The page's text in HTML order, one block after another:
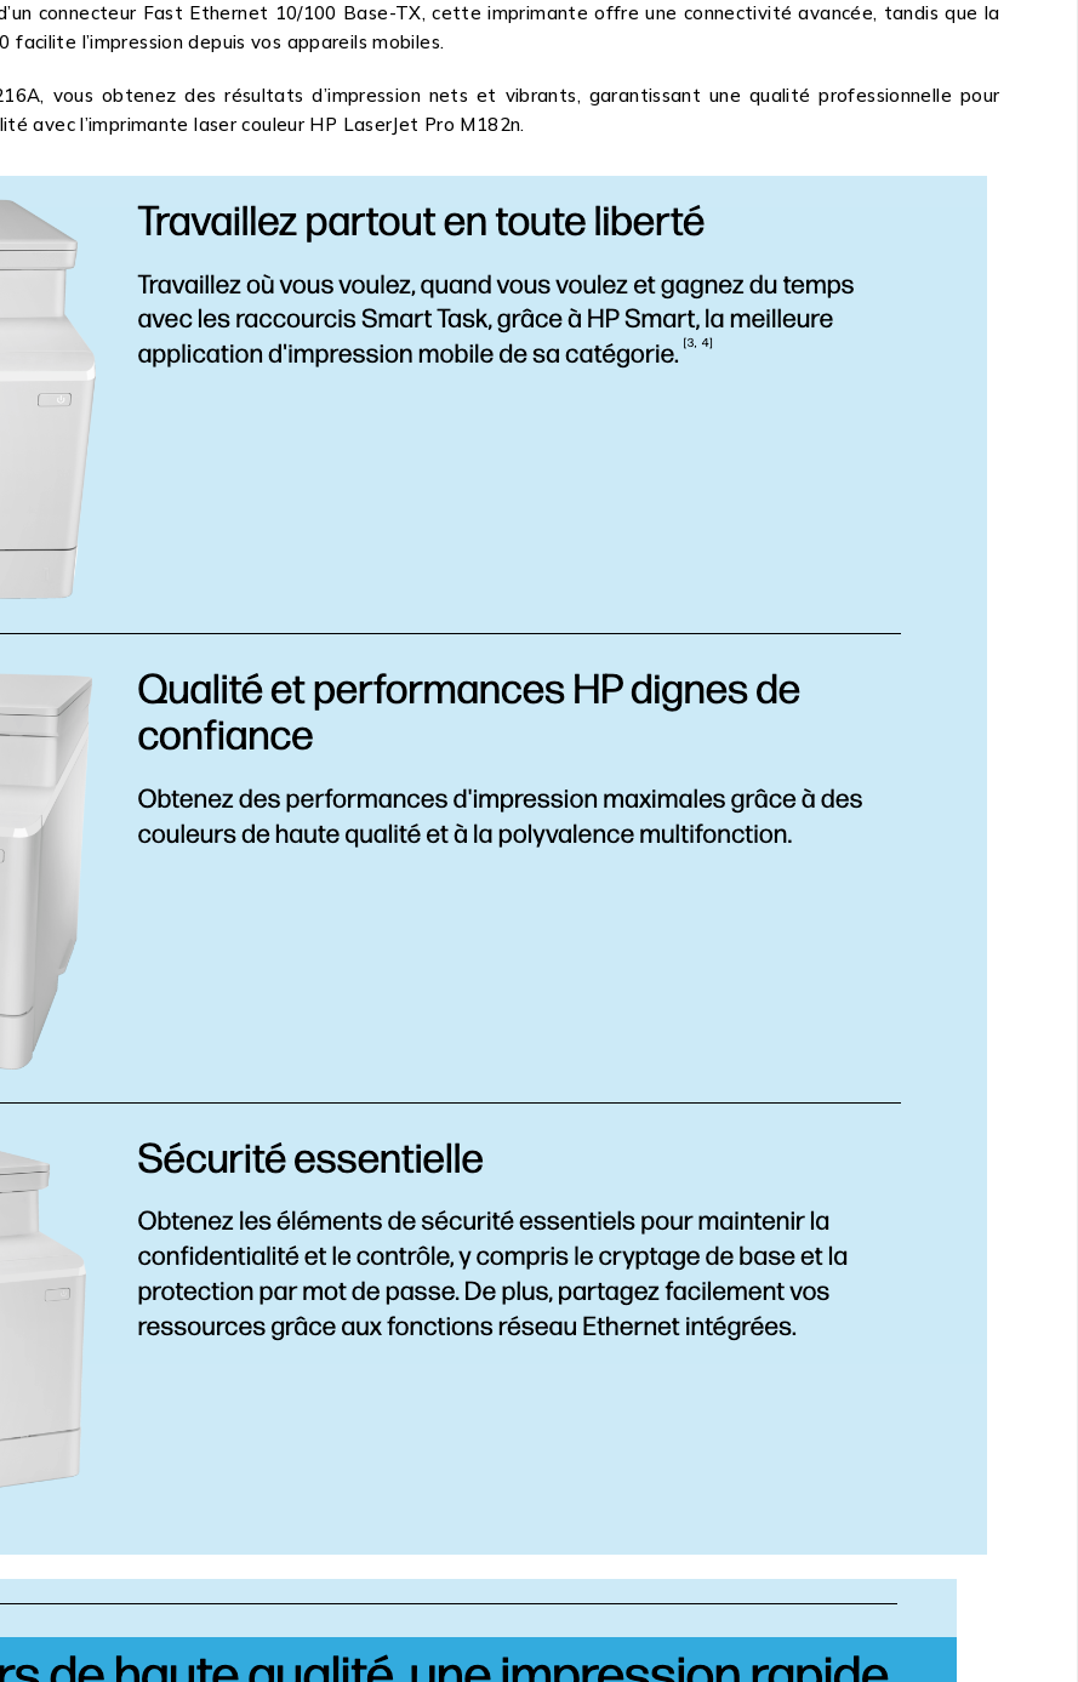
connecteur Fast Ethernet 10/100 Base-TX, cette imprimante offre une connectivité avancée, tandis que la
l’impression depuis vos appareils mobiles.
vous obtenez des résultats d’impression nets et vibrants, garantissant une qualité professionnelle pour
avec l’imprimante laser couleur HP LaserJet Pro M182n.